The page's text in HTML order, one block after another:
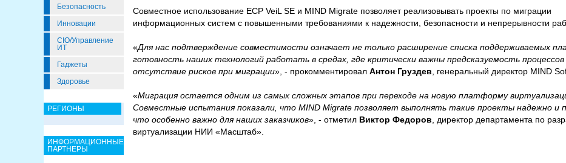
Безопасность
Инновации
CIO/Управление
ИТ
Гаджеты
Здоровье
РЕГИОНЫ
ИНФОРМАЦИОННЫЕ
ПАРТНЕРЫ
Совместное использование ECP VeiL SE и MIND Migrate позволяет реализовывать проекты по миграции
информационных систем с повышенными требованиями к надежности, безопасности и непрерывности
«Для нас подтверждение совместимости означает не только расширение списка поддерживаемых
готовность наших технологий работать в средах, где критически важны предсказуемость процессов
отсутствие рисков при миграции», - прокомментировал Антон Груздев , генеральный директор MIND
«Миграция остается одним из самых сложных этапов при переходе на новую платформу
Совместные испытания показали, что MIND Migrate позволяет выполнять такие проекты надежно и
что особенно важно для наших заказчиков», - отметил Виктор Федоров , директор департамента по
виртуализации НИИ «Масштаб».